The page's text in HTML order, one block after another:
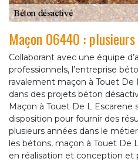
Maçon 06440 : plusieurs
Collaborant avec une équipe
professionnels, l’entreprise
ravalement maçon à Touet
dans des projets béton
Maçon à Touet De L
disposition pour fournir des
plusieurs années dans le
les bétons, maçon à Touet De
en réalisation et conception